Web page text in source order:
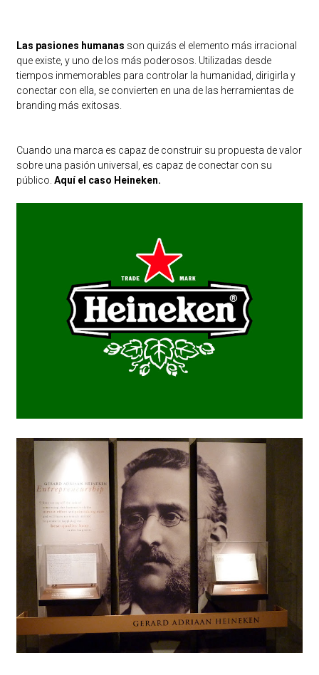
Las pasiones humanas son quizás el elemento más irracional
que existe, y uno de los más poderosos. Utilizadas desde
tiempos inmemorables para controlar la humanidad, dirigirla y
conectar con ella, se convierten en una de las herramientas de
branding más exitosas.
Cuando una marca es capaz de construir su propuesta de valor
sobre una pasión universal, es capaz de conectar con su
público. Aquí el caso Heineken.